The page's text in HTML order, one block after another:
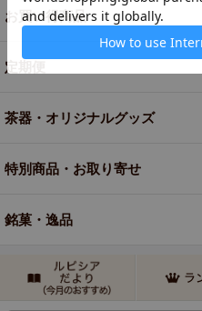
お買い得商品
定期便
茶器・オリジナルグッズ
特別商品・お取り寄せ
銘菓・逸品